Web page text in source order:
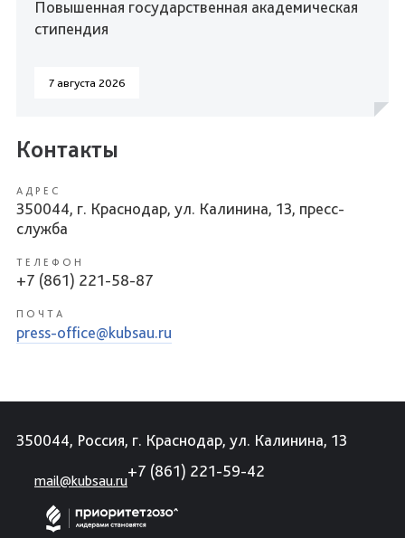
Повышенная государственная академическая
стипендия
7 августа 2026
Контакты
АДРЕС
350044, г. Краснодар, ул. Калинина, 13, пресс-
служба
ТЕЛЕФОН
+7 (861) 221-58-87
ПОЧТА
press-office@kubsau.ru
350044, Россия, г. Краснодар, ул. Калинина, 13
mail@kubsau.ru
+7 (861) 221-59-42